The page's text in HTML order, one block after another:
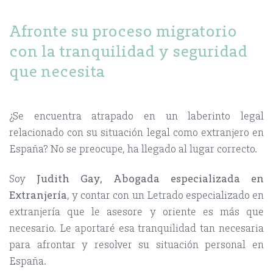
Afronte su proceso migratorio
con la tranquilidad y seguridad
que necesita
¿Se encuentra atrapado en un laberinto legal
relacionado con su situación legal como extranjero en
España? No se preocupe, ha llegado al lugar correcto.
Soy Judith Gay, Abogada especializada en
Extranjería, y contar con un Letrado especializado en
extranjería que le asesore y oriente es más que
necesario. Le aportaré esa tranquilidad tan necesaria
para afrontar y resolver su situación personal en
España.